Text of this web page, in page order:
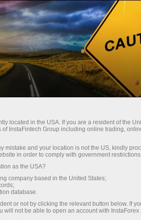
साथ आपको वास्तविक
में बेहतरीन स्प्रेड्स और
व इंडेक्स ट्रेडिंग के लिए
located in the USA. If you are a resident of the
InstaFintech Group including online trading,
mistake and your location is not the US, kindly
in order to comply with government
as the USA?
company based in the United States;
database.
or not by clicking the relevant button below. If
will not be able to open an account with InstaForex